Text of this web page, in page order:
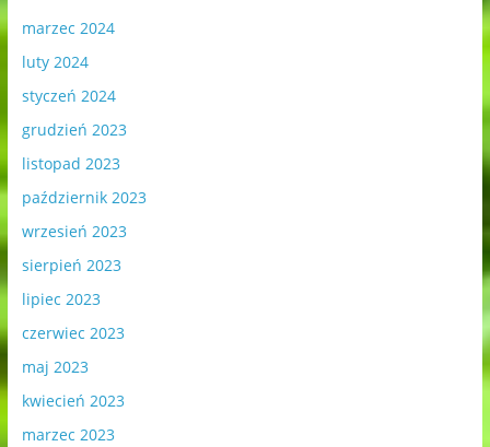
marzec 2024
luty 2024
styczeń 2024
grudzień 2023
listopad 2023
październik 2023
wrzesień 2023
sierpień 2023
lipiec 2023
czerwiec 2023
maj 2023
kwiecień 2023
marzec 2023